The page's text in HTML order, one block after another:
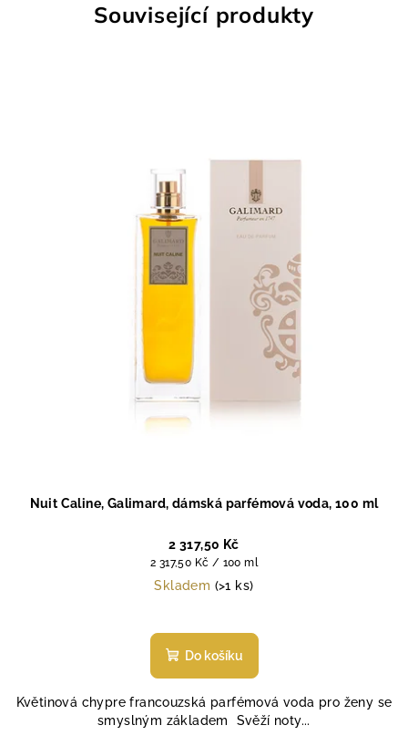
Související produkty
Nuit Caline, Galimard, dámská parfémová voda, 100 ml
2 317,50 Kč
Měrná
cena:
2 317,50 Kč / 100 ml
Skladem (>1 ks)
Do košíku
Květinová chypre francouzská parfémová voda pro ženy se
smyslným základem Svěží noty...